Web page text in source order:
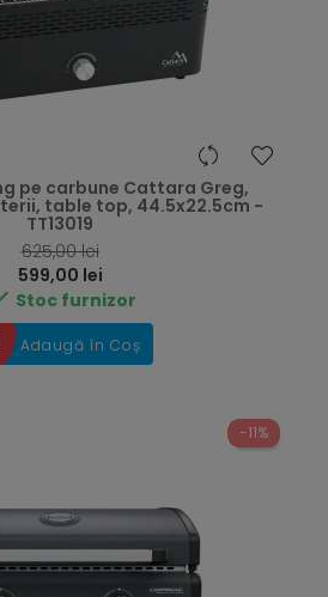
pe carbune Cattara Greg,
table top, 44.5x22.5cm -
TT13019
625,00 lei
599,00 lei
Stoc furnizor
Adaugă în Coș
-11%